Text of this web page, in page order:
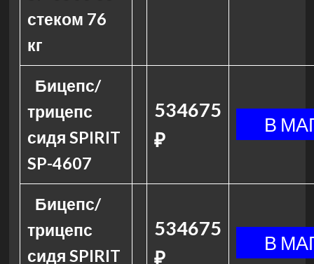
стеком 76
кг
Бицепс/
трицепс
сидя SPIRIT
SP-4607
534675
₽
Бицепс/
трицепс
сидя SPIRIT
534675
₽